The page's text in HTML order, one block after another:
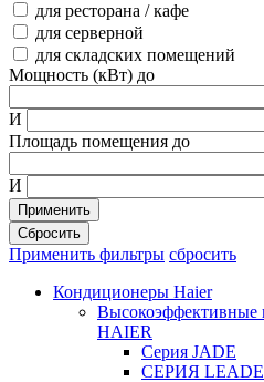
для ресторана / кафе
для серверной
для складских помещений
Мощность (кВт) до
И
Площадь помещения до
И
Применить
Сбросить
Применить фильтры сбросить
Кондиционеры Haier
Высокоэффективные
HAIER
Серия JADE
СЕРИЯ